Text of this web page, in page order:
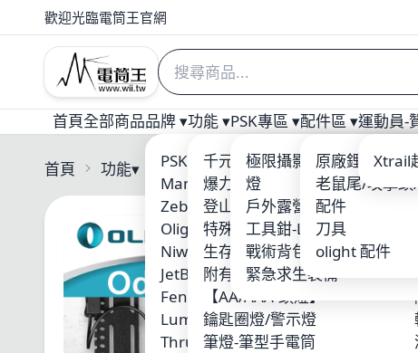
歡迎光臨電筒王官網
首頁全部商品品牌 ▾
PSK 電筒王專業燈具
Manker
Zebralight
Olight
Niwalker
Xeno
JetBeam
Fenix
Lumintop 雷明兔
ThruNite
功能 ▾
千元以下優質入門手電筒
爆力照廣型
登山破霧-黃光
特殊光源-紅/藍/綠光
生存遊戲/警察槍燈
附有磁鐵吸附
【AA/AAA-頭燈】
鑰匙圈燈/警示燈
筆燈-筆型手電筒
PSK專區 ▾
極限攝影 三角架/攝影補
燈
戶外露營用品
工具鉗-Leatherman
戰術背包-MOLLE系統
緊急求生裝備
配件區 ▾
原廠鋰電池
老鼠尾/攻擊
配件
刀具
olight 配件
運動員-
Xtrail
首頁 功能▾ Olight